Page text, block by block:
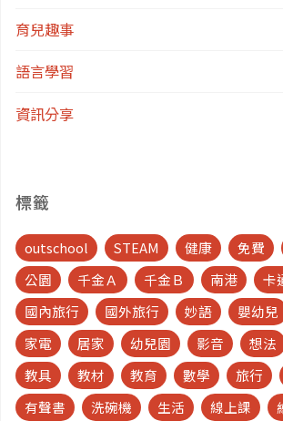
遊
昭
披
耶
河、
育兒趣事
語言學習
資訊分享
標籤
outschool STEAM 健康 免費
公園
千金Ａ 千金Ｂ 南港 卡
國內旅行
國外旅行 妙語 嬰幼兒
家電
居家 幼兒園 影音 想法
教具
教材 教育 數學 旅行
有聲書
洗碗機 生活 線上課